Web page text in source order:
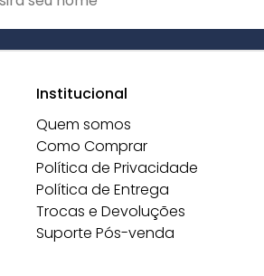
Institucional
Quem somos
Como Comprar
Política de Privacidade
Política de Entrega
Trocas e Devoluções
Suporte Pós-venda